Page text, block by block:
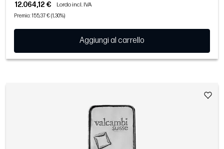
12.064,12 € Lordo incl. IVA
Premio: 155,37 € (1,30%)
Aggiungi al carrello